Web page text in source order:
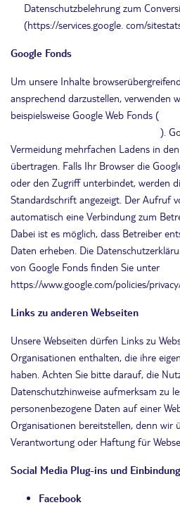
Datenschutzbelehrung zum
(https://services.google. com/
Google Fonds
Um unsere Inhalte
ansprechend darzustellen, verwenden
beispielsweise Google Web Fonds (
).
Vermeidung mehrfachen Ladens in
übertragen. Falls Ihr Browser die
oder den Zugriff unterbindet, werden
Standardschrift angezeigt. Der Aufruf
automatisch eine Verbindung zum
Dabei ist es möglich, dass Betreiber
Daten erheben. Die
von Google Fonds finden Sie unter
https://www.google.com/policies/
Links zu anderen Webseiten
Unsere Webseiten dürfen Links zu
Organisationen enthalten, die ihre
haben. Achten Sie bitte darauf, die
Datenschutzhinweise aufmerksam zu
personenbezogene Daten auf einer
Organisationen bereitstellen, denn wir
Verantwortung oder Haftung für
Social Media Plug-ins und
Facebook